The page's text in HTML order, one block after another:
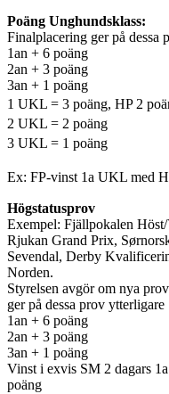
Poäng Unghundsklass:
Finalplacering ger på dessa
1an + 6 poäng
2an + 3 poäng
3an + 1 poäng
1 UKL = 3 poäng, HP 2
2 UKL = 2 poäng
3 UKL = 1 poäng
Ex: FP-vinst 1a UKL med
Högstatusprov
Exempel: Fjällpokalen
Rjukan Grand Prix,
Sevendal, Derby
Norden.
Styrelsen avgör om nya
ger på dessa prov ytterligare
1an + 6 poäng
2an + 3 poäng
3an + 1 poäng
Vinst i exvis SM 2 dagars
poäng